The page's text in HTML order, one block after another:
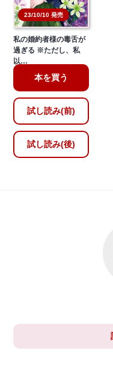
23/10/10 発売
私の婚約者様の毒舌が
過ぎる ※ただし、私
以…
本を買う
試し読み(前)
試し読み(後)